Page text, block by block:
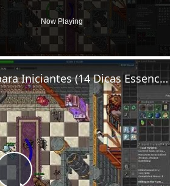
Now Playing
Rubinot: O Guia Completo para Iniciantes (14 Dicas Essenciais)